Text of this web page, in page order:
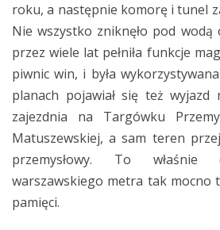
roku, a następnie komorę i tunel
Nie wszystko zniknęło pod wodą
przez wiele lat pełniła funkcje
piwnic win, i była
planach pojawiał się też
zajezdnia na Targówku
Matuszewskiej, a sam teren
przemysłowy. To właśnie
warszawskiego metra tak mocno
pamięci.